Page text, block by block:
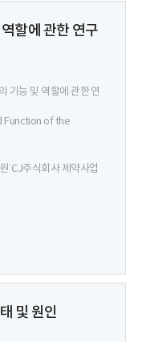
할에 관한 연구
기능 및 역할에 관한 연
Function of the
˙CJ주식회사 제약사업
및 원인